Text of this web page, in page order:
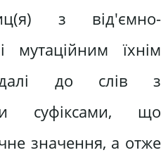
з від'ємно-
мутаційним їхнім
до слів з
суфіксами, що
значення, а отже